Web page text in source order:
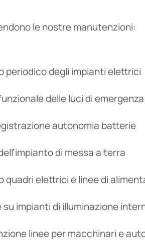
le nostre manutenzioni:
periodico degli impianti elettrici
delle luci di emergenza
autonomia batterie
di messa a terra
quadri elettrici e linee di
su impianti di illuminazione
linee per macchinari e